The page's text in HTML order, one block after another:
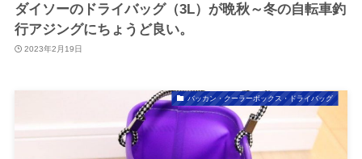
ダイソーのドライバッグ（3L）が晩秋～冬の自転車釣
行アジングにちょうど良い。
2023年2月19日
バッカン・クーラーボックス・ドライバッグ